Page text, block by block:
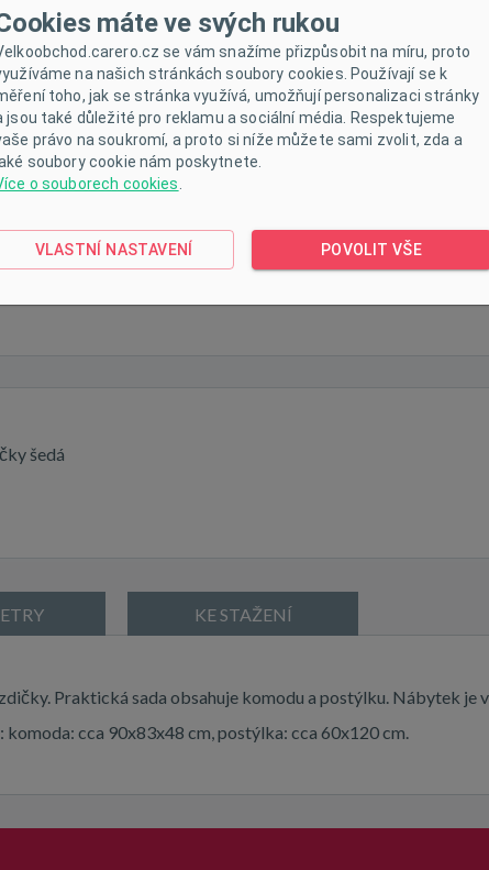
šedá
šedá
KE STAŽENÍ
Praktická sada obsahuje komodu a postýlku. Nábytek je
cca 90x83x48 cm, postýlka: cca 60x120 cm.
máte ve svých rukou
se vám snažíme přizpůsobit na míru, proto
na našich stránkách soubory cookies. Používají se k
toho, jak se stránka využívá, umožňují personalizaci stránky
jsou také důležité pro reklamu a sociální média. Respektujeme
právo na soukromí, a proto si níže můžete sami zvolit, zda a
soubory cookie nám poskytnete.
o souborech cookies
VLASTNÍ NASTAVENÍ POVOLIT VŠE